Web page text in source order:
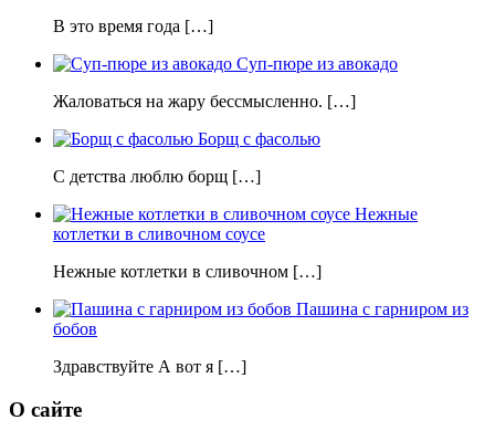
В это время года […]
Суп-пюре из авокадо
Жаловаться на жару бессмысленно. […]
Борщ с фасолью
С детства люблю борщ […]
Нежные
котлетки в сливочном соусе
Нежные котлетки в сливочном […]
Пашина с гарниром из
бобов
Здравствуйте А вот я […]
О сайте